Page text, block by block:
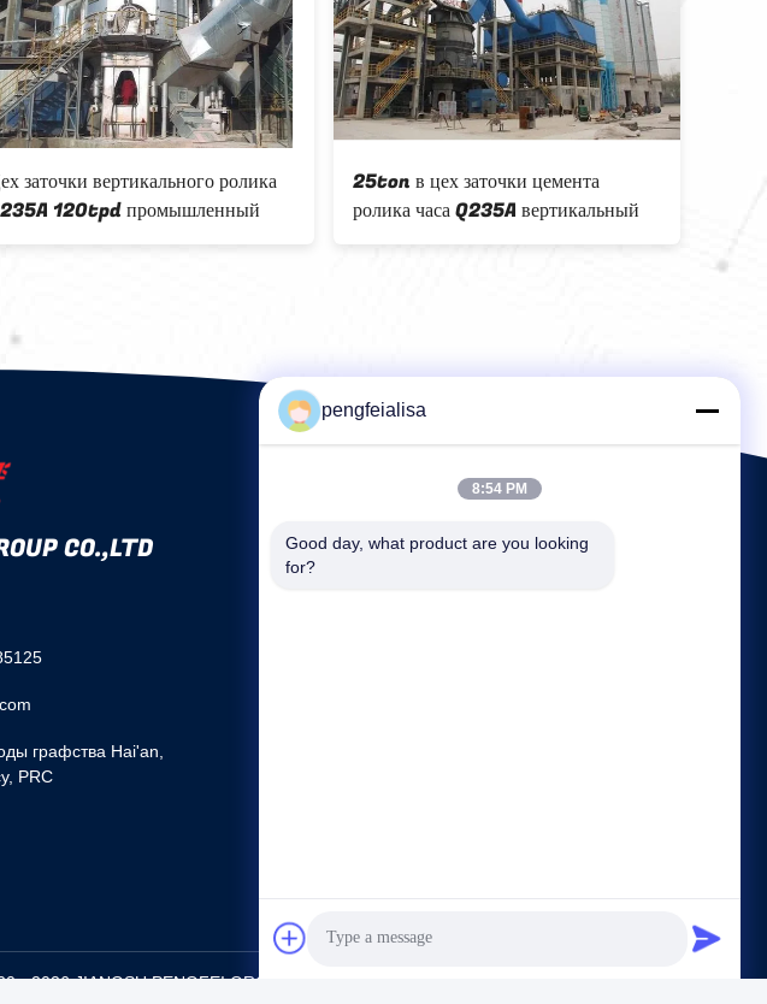
Завод клинкера цемента OPC
500000TPY
Завод клинкера цемента OPC
2000000tpy
CO.,LTD
графства Hai'an,
PRC
2026 JIANGSU PENGFEI GROUP CO.,LTD. All Rights Reserved.
pengfeialisa
8:54 PM
Good day, what product are you looking
for?